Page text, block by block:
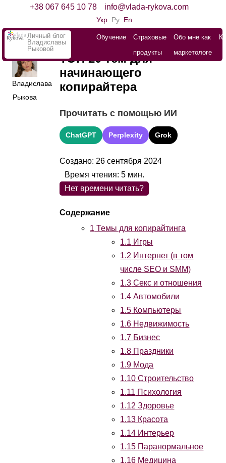
+38 067 645 10 78 info@vlada-rykova.com
Укр Ру En
Личный блог
Владиславы
Рыковой
Обучение
Страховые
продукты
Обо мне как
маркетологе
Владислава
Рыкова
ТОП 20 тем для
начинающего
копирайтера
Прочитать с помощью ИИ
ChatGPT Perplexity Grok
Создано: 26 сентября 2024
Нет времени читать?
1 Темы для копирайтинга
1.1 Игры
1.2 Интернет (в том
числе SEO и SMM)
1.3 Секс и отношения
1.4 Автомобили
1.5 Компьютеры
1.6 Недвижимость
1.7 Бизнес
1.8 Праздники
1.9 Мода
1.10 Строительство
1.11 Психология
1.12 Здоровье
1.13 Красота
1.14 Интерьер
1.15 Паранормальное
1.16 Медицина
Время чтения:5 мин.